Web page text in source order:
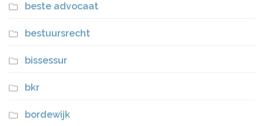
beste advocaat
bestuursrecht
bissessur
bkr
bordewijk